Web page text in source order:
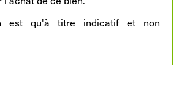
est qu'à titre indicatif et non